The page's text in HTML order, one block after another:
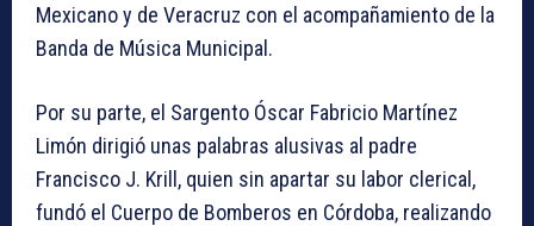
Mexicano y de Veracruz con el acompañamiento de la
Banda de Música Municipal.
Por su parte, el Sargento Óscar Fabricio Martínez
Limón dirigió unas palabras alusivas al padre
Francisco J. Krill, quien sin apartar su labor clerical,
fundó el Cuerpo de Bomberos en Córdoba, realizando